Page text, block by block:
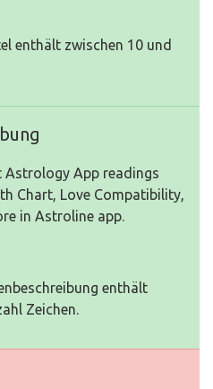
enthält zwischen 10 und
Astrology App readings
Chart, Love Compatibility,
in Astroline app.
enthält
Zeichen.